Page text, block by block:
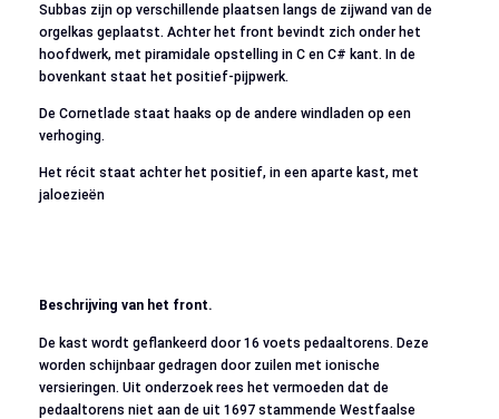
Subbas zijn op verschillende plaatsen langs de zijwand van de
orgelkas geplaatst. Achter het front bevindt zich onder het
hoofdwerk, met piramidale opstelling in C en C# kant. In de
bovenkant staat het positief-pijpwerk.
De Cornetlade staat haaks op de andere windladen op een
verhoging.
Het récit staat achter het positief, in een aparte kast, met
jaloezieën
Beschrijving van het front.
De kast wordt geflankeerd door 16 voets pedaaltorens. Deze
worden schijnbaar gedragen door zuilen met ionische
versieringen. Uit onderzoek rees het vermoeden dat de
pedaaltorens niet aan de uit 1697 stammende Westfaalse